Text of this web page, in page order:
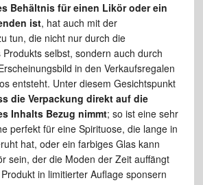
Behältnis für einen Likör oder ein
ist, hat auch mit der
tun, die nicht nur durch die
selbst, sondern auch durch
in den Verkaufsregalen
entsteht. Unter diesem Gesichtspunkt
die Verpackung direkt auf die
Inhalts Bezug nimmt; so ist eine sehr
perfekt für eine Spirituose, die lange in
hat, oder ein farbiges Glas kann
sein, der die Moden der Zeit auffängt
in limitierter Auflage sponsern